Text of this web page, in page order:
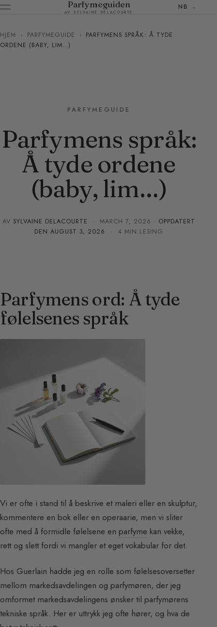
Parfymeguiden
AV SYLVAINE DELACOURTE
NB
HJEM › PARFYMEGUIDE › PARFYMENS SPRÅK: Å TYDE
ORDENE (BABY, LIM…)
PARFYMEGUIDE
Parfymens språk:
Å tyde ordene
(baby, lim…)
AV SYLVAINE DELACOURTE · MARCH 7, 2026 · OPPDATERT
DENAUGUST 3, 2026 · 4 MIN LESING
Parfymens ord: Å tyde
følelsenes språk
Vi er ofte i stand til å beskrive et maleri eller en skulptur,
kommentere en bok eller en operaarie, men vi sliter
ofte med å formidle følelsene en parfyme kan vekke,
rett og slett fordi vi mangler et eget vokabular for det.
Hos Guerlain hadde jeg en rolle som følelsesoversetter
mellom markedsavdelingen og parfymøren, der jeg
omformet markedsavdelingens ønsker til parfymørens
tekniske språk. Her er uttrykk jeg ofte hører, og hva de